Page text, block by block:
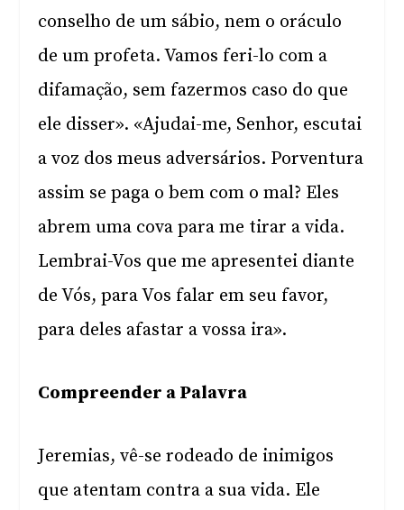
conselho de um sábio, nem o oráculo
de um profeta. Vamos feri-lo com a
difamação, sem fazermos caso do que
ele disser». «Ajudai-me, Senhor, escutai
a voz dos meus adversários. Porventura
assim se paga o bem com o mal? Eles
abrem uma cova para me tirar a vida.
Lembrai-Vos que me apresentei diante
de Vós, para Vos falar em seu favor,
para deles afastar a vossa ira».
Compreender a Palavra
Jeremias, vê-se rodeado de inimigos
que atentam contra a sua vida. Ele